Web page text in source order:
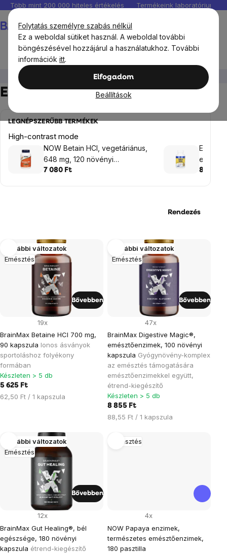
Folytatás személyre szabás nélkül
Ez a weboldal sütiket használ. A weboldal további
böngészésével hozzájárul a használatukhoz. További
információk itt.
Elfogadom
Beállítások
Ugrás
fő
tartalomhoz
Több mint 200 000 hiteles értékelés Termékeink
Emésztési enzimek
Emésztési enzimek
LEGNÉPSZERŰBB TERMÉKEK
High-contrast mode
NOW Betain HCl, vegetáriánus,
648 mg, 120 növényi
kapszulában
7 080 Ft 8 045
Rendezés
Termékek
listája
Emésztés
További változatok
BrainMax Betaine HCl 700 mg,
90 kapszula Ionos ásványok
sportoláshoz folyékony
formában
19x
Készleten > 5 db
5 625 Ft
Egységár:
62,50 Ft / 1 kapszula
Bővebben
Emésztés
További változatok
BrainMax Digestive Magic®,
emésztőenzimek, 100 növényi
kapszula Gyógynövény-komplex
az emésztés támogatására
emésztőenzimekkel együtt,
étrend-kiegészítő
47x
Készleten > 5 db
8 855 Ft
Egységár:
88,55 Ft / 1 kapszula
Bővebben
Emésztés
További változatok
BrainMax Gut Healing®, bél
egészsége, 180 növényi
kapszula étrend-kiegészítő
12x
Bővebben
Emésztés
NOW Papaya enzimek,
természetes emésztőenzimek,
180 pasztilla
4x